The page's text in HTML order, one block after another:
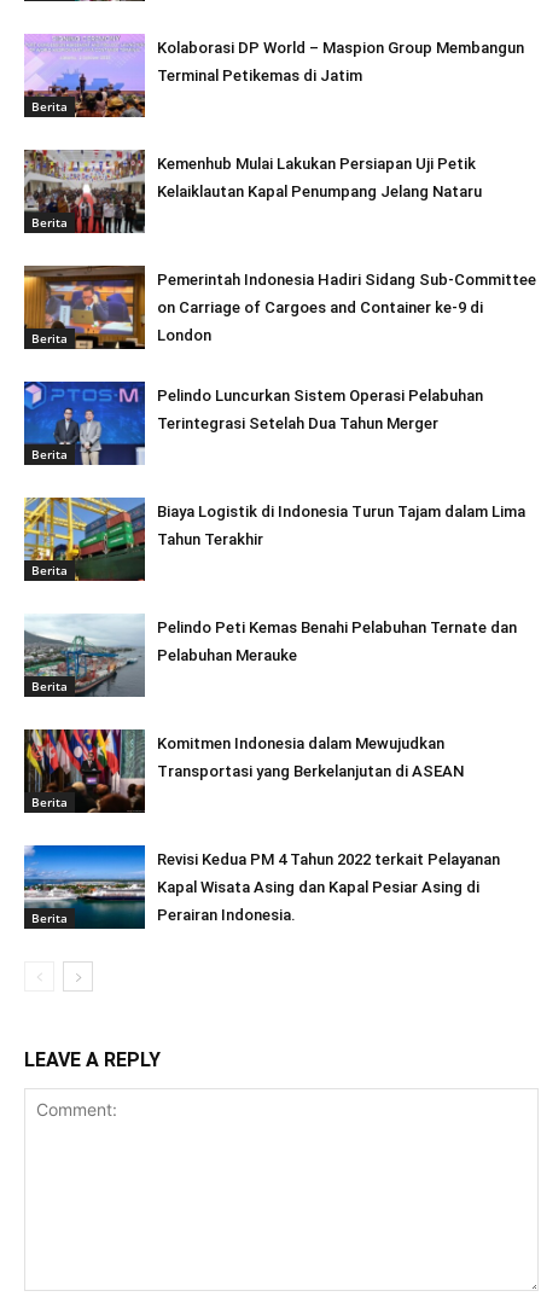
Berita
Kolaborasi DP World – Maspion Group Membangun
Terminal Petikemas di Jatim
Berita
Kemenhub Mulai Lakukan Persiapan Uji Petik
Kelaiklautan Kapal Penumpang Jelang Nataru
Berita
Pemerintah Indonesia Hadiri Sidang Sub-Committee
on Carriage of Cargoes and Container ke-9 di
London
Berita
Pelindo Luncurkan Sistem Operasi Pelabuhan
Terintegrasi Setelah Dua Tahun Merger
Berita
Biaya Logistik di Indonesia Turun Tajam dalam Lima
Tahun Terakhir
Berita
Pelindo Peti Kemas Benahi Pelabuhan Ternate dan
Pelabuhan Merauke
Berita
Komitmen Indonesia dalam Mewujudkan
Transportasi yang Berkelanjutan di ASEAN
Berita
Revisi Kedua PM 4 Tahun 2022 terkait Pelayanan
Kapal Wisata Asing dan Kapal Pesiar Asing di
Perairan Indonesia.
LEAVE A REPLY